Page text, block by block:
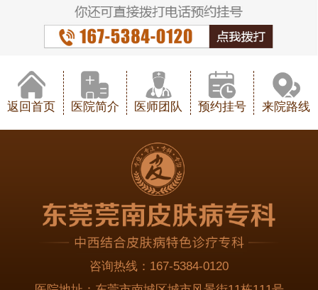
返回首页 医院简介 医师团队 预约挂号 来院路线
咨询热线： 167-5384-0120